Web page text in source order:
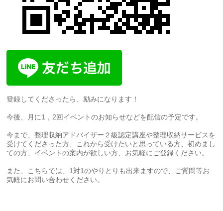
登録してくださったら、励みになります！
今後、月に1，2回イベントのお知らせなどを配信の予定です。
今まで、整理収納アドバイザー２級認定講座や整理収納サービスを
受けてくださった方、これから受けたいと思っている方、初めまし
ての方、イベントの案内が欲しい方、お気軽にご登録ください。
また、こちらでは、1対1のやりとりも出来ますので、ご質問等お
気軽にお問い合わせください。